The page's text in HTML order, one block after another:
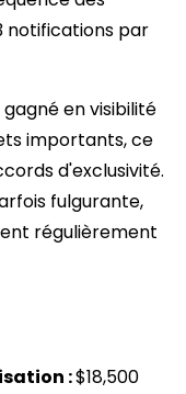
notifications par
en visibilité
importants, ce
d'exclusivité.
fulgurante,
régulièrement
:$18,500